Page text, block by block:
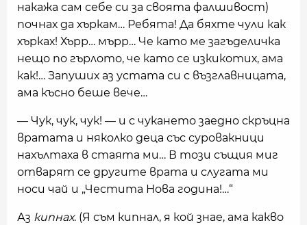
накажа сам себе си за своята фалшивост)
почнах да хъркам… Ребята! Да бяхте чули как
хърках! Хърр… мърр… Че като ме загъделичка
нещо по гърлото, че като се изкикотих, ама
как!… Запуших аз устата си с възглавницата,
ама късно беше вече…
— Чук, чук, чук! — и с чукането заедно скръцна
вратата и няколко деца със суровакници
нахълтаха в стаята ми… В този същия миг
отварят се другите врата и слугата ми
носи чай и „Честита Нова година!…“
Аз кипнах. (Я съм кипнал, я кой знае, ама какво